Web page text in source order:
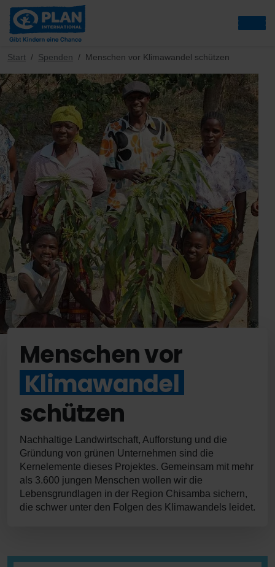
Start Spenden Menschen vor Klimawandel schützen
Menschen vor
Klimawandel
schützen
Nachhaltige Landwirtschaft, Aufforstung und die
Gründung von grünen Unternehmen sind die
Kernelemente dieses Projektes. Gemeinsam mit mehr
als 3.600 jungen Menschen wollen wir die
Lebensgrundlagen in der Region Chisamba sichern,
die schwer unter den Folgen des Klimawandels leidet.